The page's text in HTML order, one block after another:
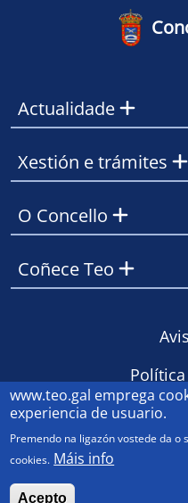
Actualidade
Xestión e trámites
O Concello
Coñece Teo
www.teo.gal emprega
experiencia de usuario.
Premendo na ligazón vostede da
cookies. Máis info
Acepto